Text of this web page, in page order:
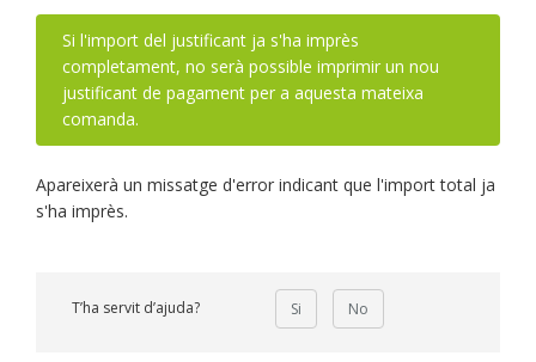
Si l'import del justificant ja s'ha imprès
completament, no serà possible imprimir un nou
justificant de pagament per a aquesta mateixa
comanda.
Apareixerà un missatge d'error indicant que l'import total ja
s'ha imprès.
T’ha servit d’ajuda? Si No